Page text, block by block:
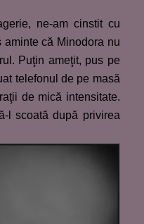
ne-am cinstit cu
că Minodora nu
Puţin ameţit, pus pe
telefonul de pe masă
de mică intensitate.
l scoată după privirea